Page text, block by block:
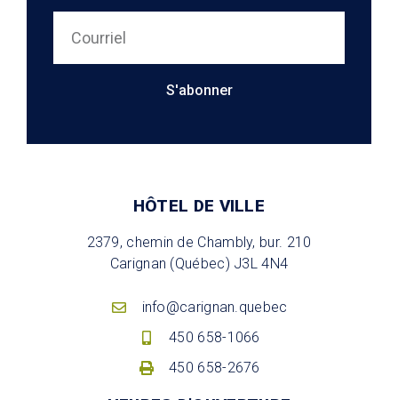
S'abonner
HÔTEL DE VILLE
2379, chemin de Chambly, bur. 210
Carignan (Québec) J3L 4N4
info@carignan.quebec
450 658-1066
450 658-2676